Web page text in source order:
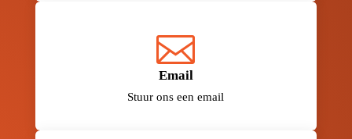

Email
Stuur ons een email